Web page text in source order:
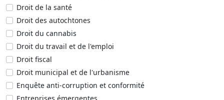
Droit de la santé
Droit des autochtones
Droit du cannabis
Droit du travail et de l'emploi
Droit fiscal
Droit municipal et de l'urbanisme
Enquête anti-corruption et conformité